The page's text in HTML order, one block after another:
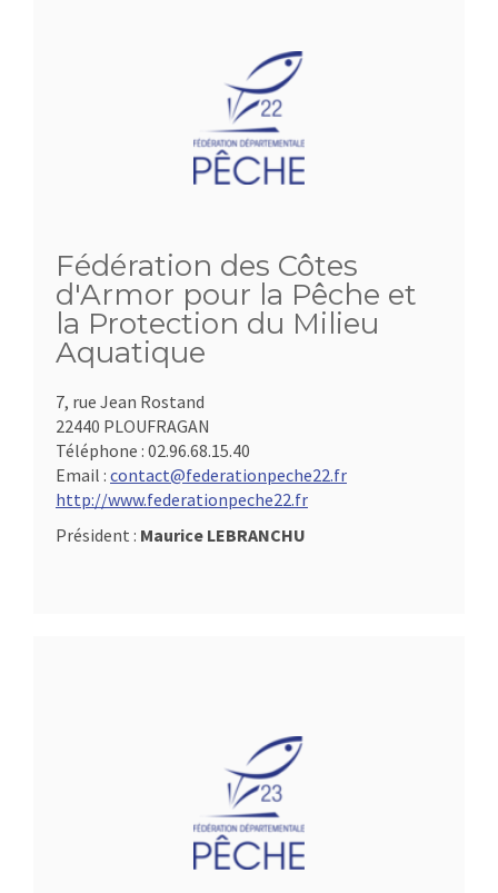
Fédération des Côtes
d'Armor pour la Pêche et
la Protection du Milieu
Aquatique
7, rue Jean Rostand
22440 PLOUFRAGAN
Téléphone : 02.96.68.15.40
Email : contact@federationpeche22.fr
http://www.federationpeche22.fr
Président : Maurice LEBRANCHU